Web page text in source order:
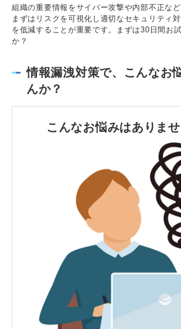
組織の重要情報をサイバー攻撃や内部不正など
まずはリスクを可視化し適切なセキュリティ
を低減することが重要です。まずは30日間お
か？
情報漏洩対策で、こんなお
んか？
こんなお悩みはありま